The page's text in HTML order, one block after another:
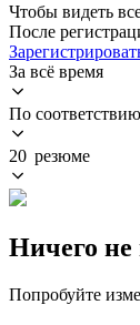
Чтобы видеть
После
За всё время
По соответствию
20 резюме
Ничего
Попробуйте